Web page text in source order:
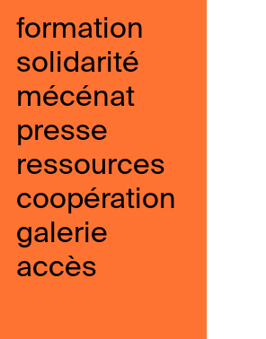
formation
solidarité
mécénat
presse
ressources
coopération
galerie
accès